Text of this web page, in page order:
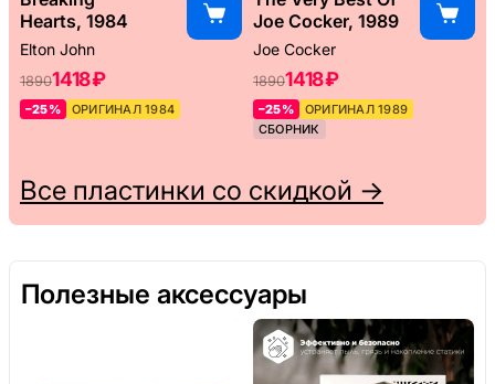
Hearts, 1984
Elton John
18901418 ₽
–25% ОРИГИНАЛ 1984
Joe Cocker, 1989
Joe Cocker
18901418 ₽
–25%
ОРИГИНАЛ 1989
СБОРНИК
Все пластинки со скидкой →
Полезные аксессуары